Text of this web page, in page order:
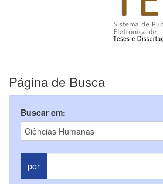
Página de Busca
Buscar em:
por